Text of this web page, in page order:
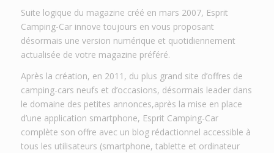
Suite logique du magazine créé en mars 2007, Esprit
Camping-Car innove toujours en vous proposant
désormais une version numérique et quotidiennement
actualisée de votre magazine préféré.
Après la création, en 2011, du plus grand site d’offres de
camping-cars neufs et d’occasions, désormais leader dans
le domaine des petites annonces,après la mise en place
d’une application smartphone, Esprit Camping-Car
complète son offre avec un blog rédactionnel accessible à
tous les utilisateurs (smartphone, tablette et ordinateur